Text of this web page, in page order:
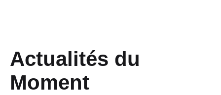
Actualités du
Moment